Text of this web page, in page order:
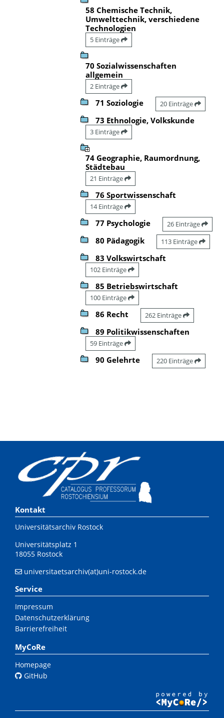
58 Chemische Technik,
Umwelttechnik, verschiedene
Technologien
5 Einträge
70 Sozialwissenschaften
allgemein
2 Einträge
71 Soziologie 20 Einträge
73 Ethnologie, Volkskunde
3 Einträge
74 Geographie, Raumordnung,
Städtebau
21 Einträge
76 Sportwissenschaft
14 Einträge
77 Psychologie 26 Einträge
80 Pädagogik 113 Einträge
83 Volkswirtschaft
102 Einträge
85 Betriebswirtschaft
100 Einträge
86 Recht 262 Einträge
89 Politikwissenschaften
59 Einträge
90 Gelehrte 220 Einträge
Kontakt
Universitätsarchiv Rostock
Universitätsplatz 1
18055 Rostock
universitaetsarchiv(at)uni-rostock.de
Service
Impressum
Datenschutzerklärung
Barrierefreiheit
MyCoRe
Homepage
GitHub